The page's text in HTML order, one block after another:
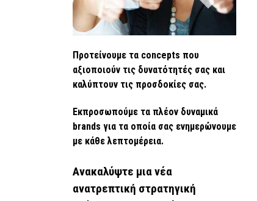
Προτείνουμε τα concepts που
αξιοποιούν τις δυνατότητές σας και
καλύπτουν τις προσδοκίες σας.
Εκπροσωπούμε τα πλέον δυναμικά
brands για τα οποία σας ενημερώνουμε
με κάθε λεπτομέρεια.
Ανακαλύψτε μια νέα
ανατρεπτική στρατηγική